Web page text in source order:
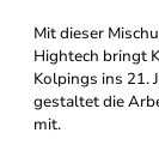
Mit dieser
Hightech bringt
Kolpings ins 21.
gestaltet die
mit.